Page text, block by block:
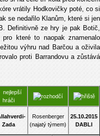
vrátily Hodkovičky poté, co si
se nedařilo Klanům, které si jen
Definitivně ze hry je pak Botič,
které to naopak znamenalo
výhru nad Barčou a oživila
proti Barrandovu a zůstává
Zada
Rosenberger
(najatý týmem)
25.10.2015
DABLI